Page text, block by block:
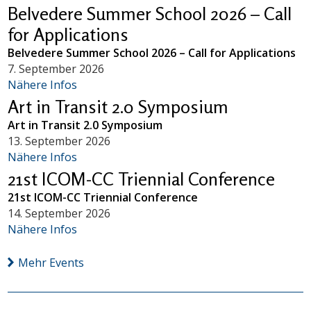
Belvedere Summer School 2026 – Call
for Applications
Belvedere Summer School 2026 – Call for Applications
7. September 2026
Nähere Infos
Art in Transit 2.0 Symposium
Art in Transit 2.0 Symposium
13. September 2026
Nähere Infos
21st ICOM-CC Triennial Conference
21st ICOM-CC Triennial Conference
14. September 2026
Nähere Infos
Mehr Events